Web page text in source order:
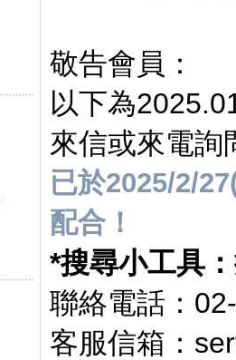
敬告會員：
以下為
來信或來電詢
已於2025/2/
配合！
*搜尋小工具
聯絡電話：
客服信箱：